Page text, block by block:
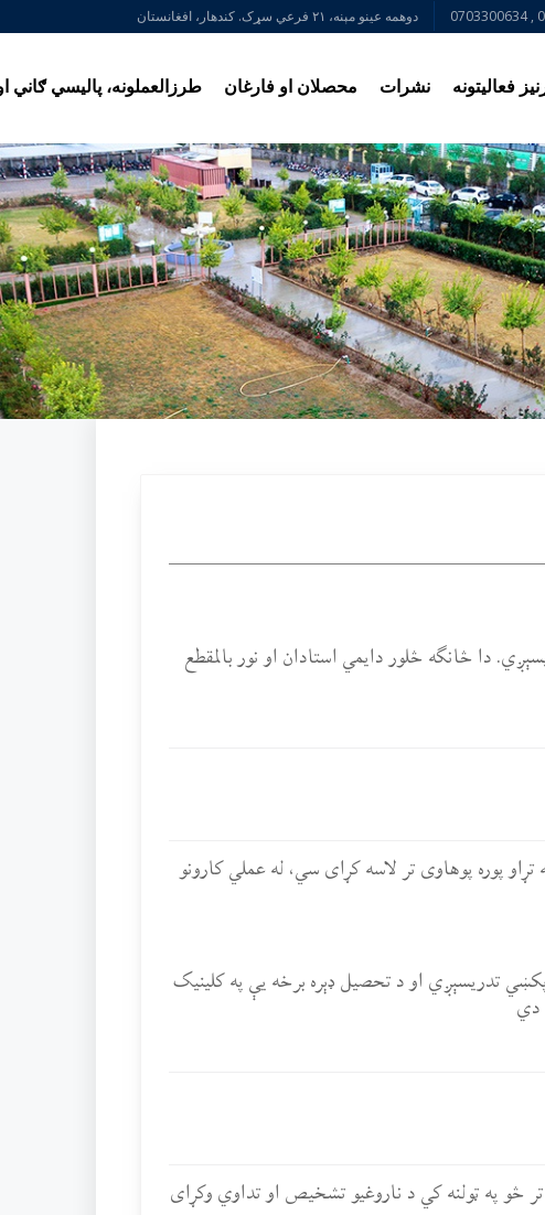
دوهمه عینو مېنه، ۲۱ فرعي سړک. کندهار، افغانستان 0703300634 ,
طرزالعملونه، پالیسي ګاني محصلان او فارغان نشرات فعالیتونه
دا څانګه څلور دایمي استادان او نور بالمقطع
پوره پوهاوی تر لاسه کړای سي، له عملي کارونو
تدریسېږي او د تحصیل ډېره برخه یې په کلینیک
دي
څو په ټولنه کي د ناروغیو تشخیص او تداوي وکړای